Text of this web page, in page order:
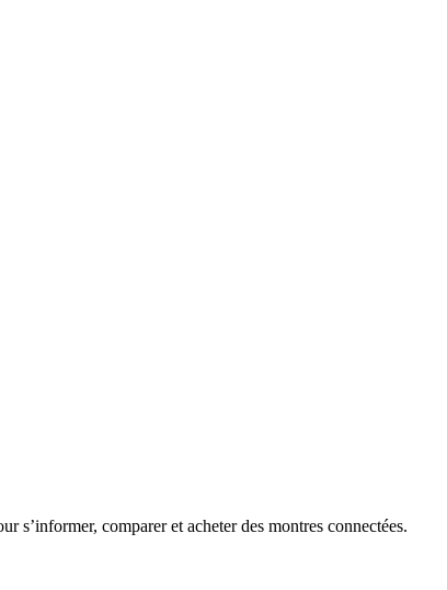
s’informer, comparer et acheter des montres connectées.